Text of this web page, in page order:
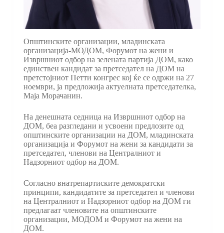
Општинските организации, младинската
организација-МОДОМ, Форумот на жени и
Извршниот одбор на зелената партија ДОМ, како
единствен кандидат за претседател на ДОМ на
претстојниот Петти конгрес кој ќе се одржи на 27
ноември, ја предложија актуелната претседателка,
Маја Морачанин.
На денешната седница на Извршниот одбор на
ДОМ, беа разгледани и усвоени предлозите од
општинските организации на ДОМ, младинската
организација и Форумот на жени за кандидати за
претседател, членови на Централниот и
Надзорниот одбор на ДОМ.
Согласно внатрепартиските демократски
принципи, кандидатите за претседател и членови
на Централниот и Надзорниот одбор на ДОМ ги
предлагаат членовите на општинските
организации, МОДОМ и Форумот на жени на
ДОМ.